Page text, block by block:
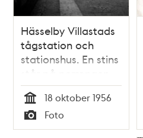
Hässelby Villastads
tågstation och
stationshus. En stins
står på perrongen
Tid
18 oktober 1956
Typ
Foto